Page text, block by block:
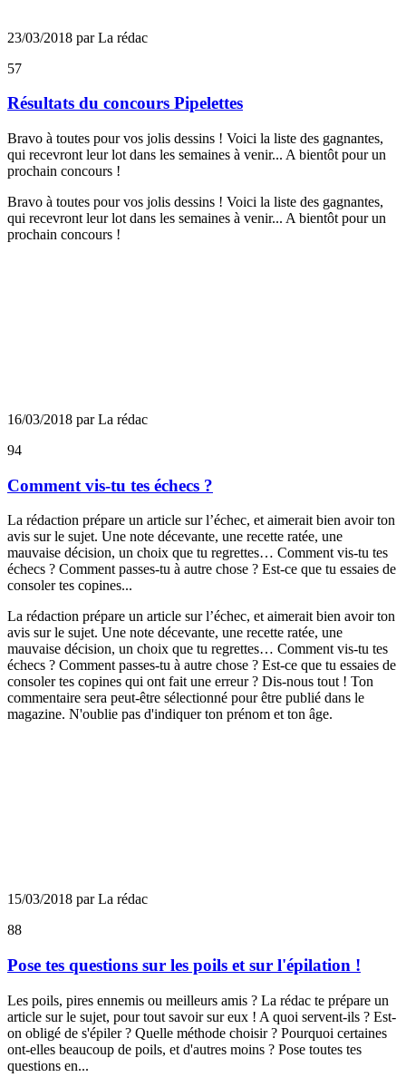
23/03/2018 par La rédac
57
Résultats du concours Pipelettes
Bravo à toutes pour vos jolis dessins ! Voici la liste des gagnantes,
qui recevront leur lot dans les semaines à venir... A bientôt pour un
prochain concours !
Bravo à toutes pour vos jolis dessins ! Voici la liste des gagnantes,
qui recevront leur lot dans les semaines à venir... A bientôt pour un
prochain concours !
16/03/2018 par La rédac
94
Comment vis-tu tes échecs ?
La rédaction prépare un article sur l’échec, et aimerait bien avoir ton
avis sur le sujet. Une note décevante, une recette ratée, une
mauvaise décision, un choix que tu regrettes… Comment vis-tu tes
échecs ? Comment passes-tu à autre chose ? Est-ce que tu essaies de
consoler tes copines...
La rédaction prépare un article sur l’échec, et aimerait bien avoir ton
avis sur le sujet. Une note décevante, une recette ratée, une
mauvaise décision, un choix que tu regrettes… Comment vis-tu tes
échecs ? Comment passes-tu à autre chose ? Est-ce que tu essaies de
consoler tes copines qui ont fait une erreur ? Dis-nous tout ! Ton
commentaire sera peut-être sélectionné pour être publié dans le
magazine. N'oublie pas d'indiquer ton prénom et ton âge.
15/03/2018 par La rédac
88
Pose tes questions sur les poils et sur l'épilation !
Les poils, pires ennemis ou meilleurs amis ? La rédac te prépare un
article sur le sujet, pour tout savoir sur eux ! A quoi servent-ils ? Est-
on obligé de s'épiler ? Quelle méthode choisir ? Pourquoi certaines
ont-elles beaucoup de poils, et d'autres moins ? Pose toutes tes
questions en...